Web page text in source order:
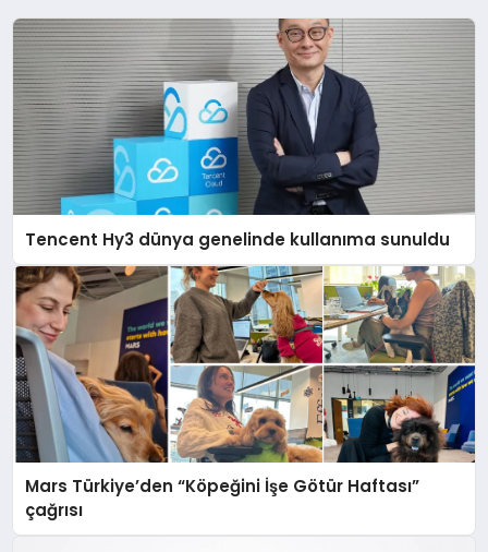
Tencent Hy3 dünya genelinde kullanıma sunuldu
Mars Türkiye’den “Köpeğini İşe Götür Haftası”
çağrısı